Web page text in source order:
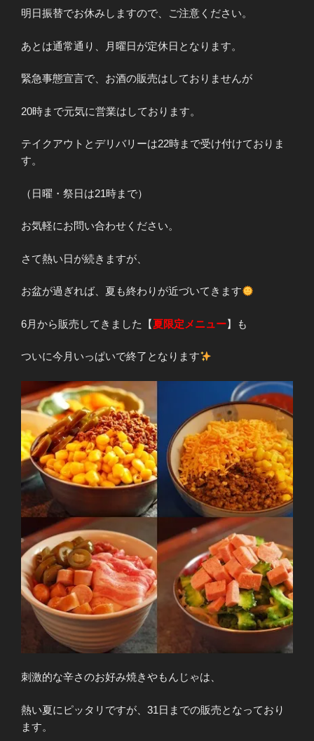
明日振替でお休みしますので、ご注意ください。
あとは通常通り、月曜日が定休日となります。
緊急事態宣言で、お酒の販売はしておりませんが
20時まで元気に営業はしております。
テイクアウトとデリバリーは22時まで受け付けておりま
す。
（日曜・祭日は21時まで）
お気軽にお問い合わせください。
さて熱い日が続きますが、
お盆が過ぎれば、夏も終わりが近づいてきます
6月から販売してきました【夏限定メニュー】も
ついに今月いっぱいで終了となります
刺激的な辛さのお好み焼きやもんじゃは、
熱い夏にピッタリですが、31日までの販売となっており
ます。